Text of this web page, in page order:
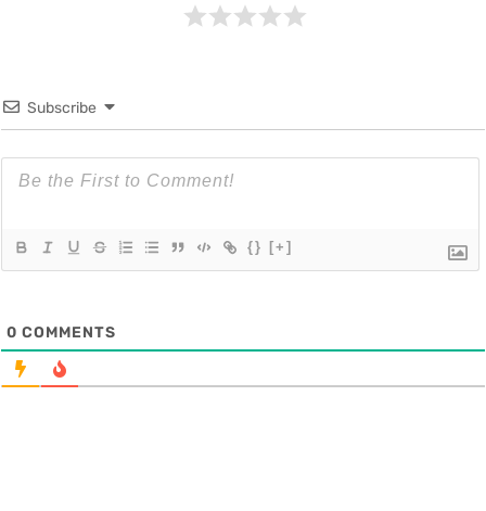
Subscribe
{} [+]
0 COMMENTS